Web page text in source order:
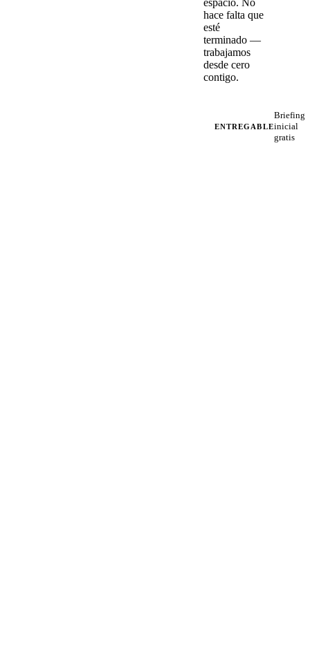
hace falta que
esté
terminado —
trabajamos
desde cero
contigo.
ENTREGABLE
Briefing
inicial
gratis